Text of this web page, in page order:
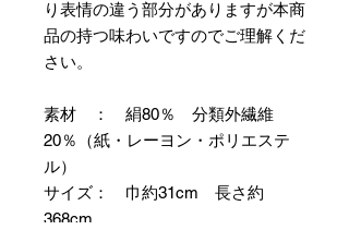
り表情の違う部分がありますが本商
品の持つ味わいですのでご理解くだ
さい。
素材 ： 絹80％ 分類外繊維
20％（紙・レーヨン・ポリエステ
ル）
サイズ： 巾約31cm 長さ約
368cm